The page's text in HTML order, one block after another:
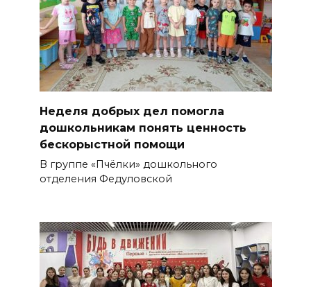
Неделя добрых дел помогла
дошкольникам понять ценность
бескорыстной помощи
В группе «Пчёлки» дошкольного
отделения Федуловской